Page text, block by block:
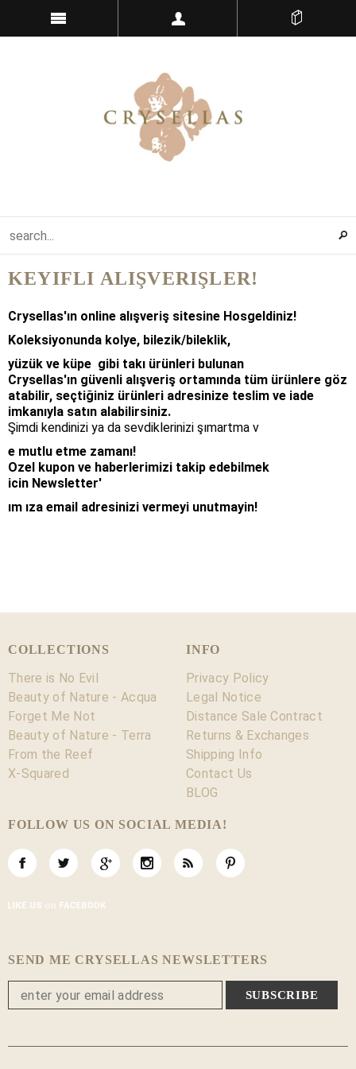
KEYIFLI ALIŞVERIŞLER!
Crysellas'ın online alışveriş sitesine Hosgeldiniz!
Koleksiyonunda kolye, bilezik/bileklik,
yüzük ve küpe gibi takı ürünleri bulunan
Crysellas'ın güvenli alışveriş ortamında tüm ürünlere göz
atabilir, seçtiğiniz ürünleri adresinize teslim ve iade
imkanıyla satın alabilirsiniz.
Şimdi kendinizi ya da sevdiklerinizi şımartma v
e mutlu etme zamanı!
Ozel kupon ve haberlerimizi takip edebilmek
icin Newsletter'
ım ıza email adresinizi vermeyi unutmayin!
COLLECTIONS
There is No Evil
Beauty of Nature - Acqua
Forget Me Not
Beauty of Nature - Terra
From the Reef
X-Squared
INFO
Privacy Policy
Legal Notice
Distance Sale Contract
Returns & Exchanges
Shipping Info
Contact Us
BLOG
FOLLOW US ON SOCIAL MEDIA!
SEND ME CRYSELLAS NEWSLETTERS